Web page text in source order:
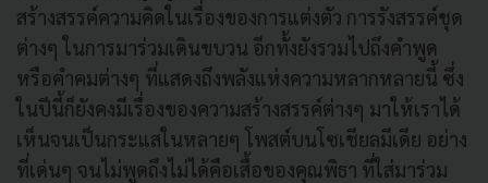
สร้างสรรค์ความคิดในเรื่องของการแต่งตัว การรังสรรค์ชุด
ต่างๆ ในการมาร่วมเดินขบวน อีกทั้งยังรวมไปถึงคำพูด
หรือคำคมต่างๆ ที่แสดงถึงพลังแห่งความหลากหลายนี้ ซึ่ง
ในปีนี้ก็ยังคงมีเรื่องของความสร้างสรรค์ต่างๆ มาให้เราได้
เห็นจนเป็นกระแสในหลายๆ โพสต์บนโซเชียลมีเดีย อย่าง
ที่เด่นๆ จนไม่พูดถึงไม่ได้คือเสื้อของคุณพิธา ที่ใส่มาร่วม